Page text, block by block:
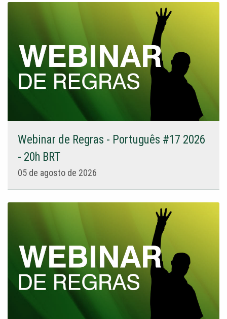
Webinar de Regras - Português #17 2026
- 20h BRT
05 de agosto de 2026